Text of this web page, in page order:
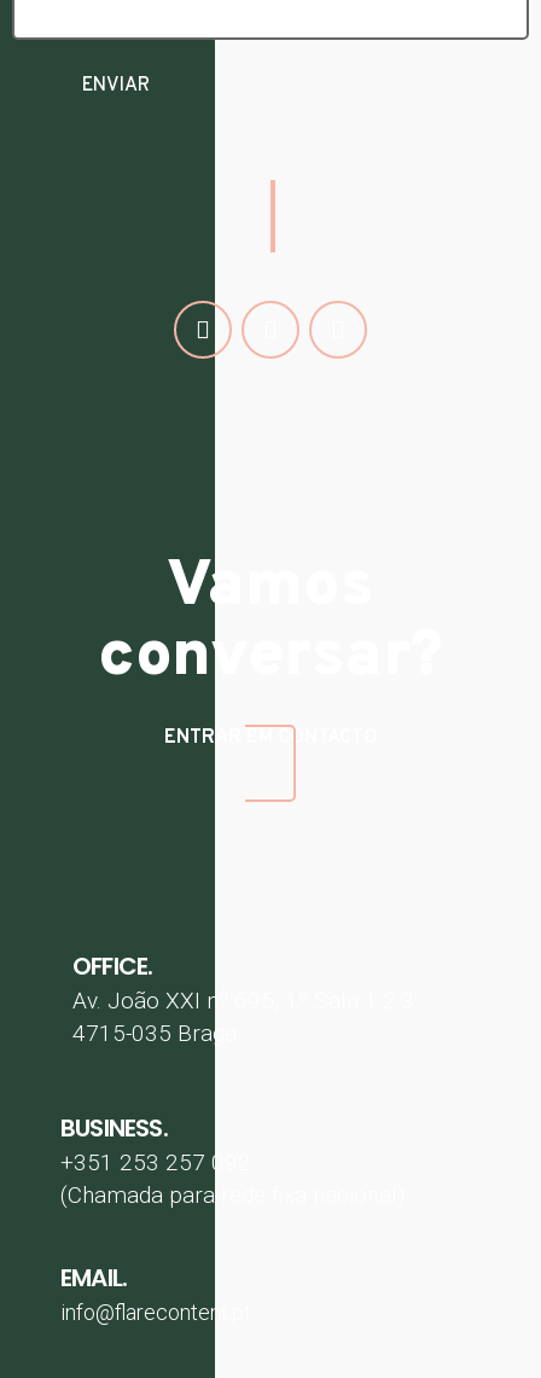
Vamos
conversar?
ENTRAR EM CONTACTO
OFFICE.
Av. João XXI nº 695, 1º Sala 1.2.3
4715-035 Braga
BUSINESS.
+351 253 257 092
(Chamada para rede fixa nacional)
EMAIL.
info@flarecontent.pt